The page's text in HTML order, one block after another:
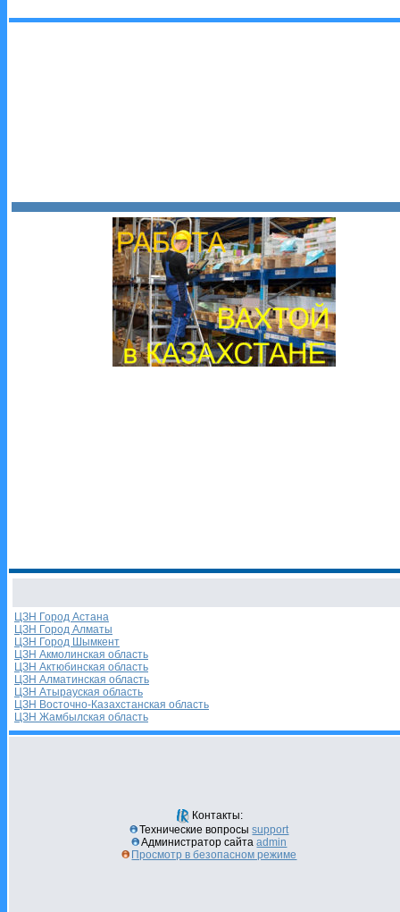
ЦЗН Город Астана
ЦЗН Город Алматы
ЦЗН Город Шымкент
ЦЗН Акмолинская область
ЦЗН Актюбинская область
ЦЗН Алматинская область
ЦЗН Атырауская область
ЦЗН Восточно-Казахстанская область
ЦЗН Жамбылская область
Контакты:
Технические вопросыsupport
Администратор сайтаadmin
Просмотр в безопасном режиме